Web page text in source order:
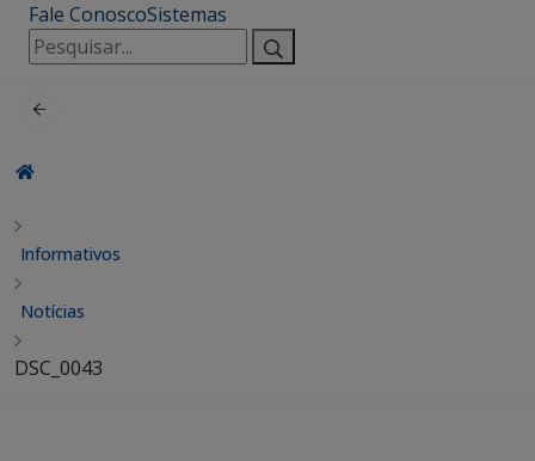
Fale ConoscoSistemas
Pesquisar
por:
Informativos
Notícias
DSC_0043